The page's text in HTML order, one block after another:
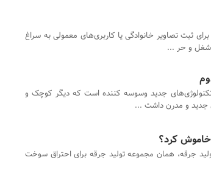
ثبت تصاویر خانوادگی یا کاربری‌های معمولی به سراغ
شغل و حر ...
تکنولوژی‌های جدید وسوسه کننده است که دیگر کوچک و
جدید و مدرن داشت ...
خاموش کرد؟
جرقه، همان مجموعه تولید جرقه برای احتراق سوخت